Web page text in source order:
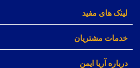
لینک های مفید
خدمات مشتریان
درباره آریا ایمن